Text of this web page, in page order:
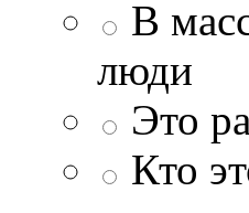
В
люди
Это
Кто